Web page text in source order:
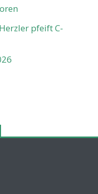
pfeift C-